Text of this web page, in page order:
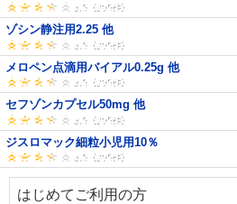
ゾシン静注用2.25 他
メロペン点滴用バイアル0.25g 他
セフゾンカプセル50mg 他
ジスロマック細粒小児用10％
はじめてご利用の方